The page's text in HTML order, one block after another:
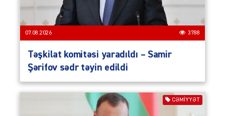
07.08.2026 3788
Təşkilat komitəsi yaradıldı – Samir
Şərifov sədr təyin edildi
CƏMIYYƏT